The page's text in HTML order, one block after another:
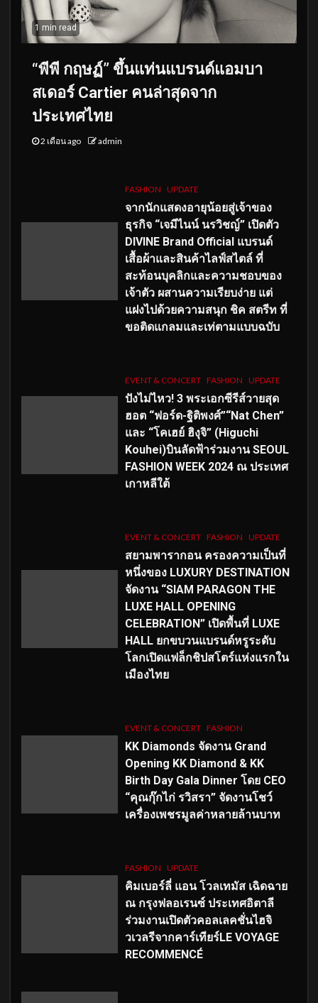
1 min read
“พีพี กฤษฏ์” ขึ้นแท่นแบรนด์แอมบา
สเดอร์ Cartier คนล่าสุดจาก
ประเทศไทย
2 เดือน ago admin
FASHION UPDATE
จากนักแสดงอายุน้อยสู่เจ้าของ
ธุรกิจ “เจมีไนน์ นรวิชญ์” เปิดตัว
DIVINE Brand Official แบรนด์
เสื้อผ้าและสินค้าไลฟ์สไตล์ ที่
สะท้อนบุคลิกและความชอบของ
เจ้าตัว ผสานความเรียบง่าย แต่
แฝงไปด้วยความสนุก ชิค สตรีท ที่
ขอติดแกลมและเท่ตามแบบฉบับ
EVENT & CONCERT FASHION UPDATE
ปังไม่ไหว! 3 พระเอกซีรีส์วายสุด
ฮอต “ฟอร์ด-ฐิติพงศ์”“Nat Chen”
และ “โคเฮย์ ฮิงุจิ” (Higuchi
Kouhei)บินลัดฟ้าร่วมงาน SEOUL
FASHION WEEK 2024 ณ ประเทศ
เกาหลีใต้
EVENT & CONCERT FASHION UPDATE
สยามพารากอน ครองความเป็นที่
หนึ่งของ LUXURY DESTINATION
จัดงาน “SIAM PARAGON THE
LUXE HALL OPENING
CELEBRATION” เปิดพื้นที่ LUXE
HALL ยกขบวนแบรนด์หรูระดับ
โลกเปิดแฟล็กชิปสโตร์แห่งแรกใน
เมืองไทย
EVENT & CONCERT FASHION
KK Diamonds จัดงาน Grand
Opening KK Diamond & KK
Birth Day Gala Dinner โดย CEO
“คุณกุ๊กไก่ รวิสรา” จัดงานโชว์
เครื่องเพชรมูลค่าหลายล้านบาท
FASHION UPDATE
คิมเบอร์ลี่ แอน โวลเทมัส เฉิดฉาย
ณ กรุงฟลอเรนซ์ ประเทศอิตาลี
ร่วมงานเปิดตัวคอลเลคชั่นไฮจิ
วเวลรีจากคาร์เทียร์LE VOYAGE
RECOMMENCÉ